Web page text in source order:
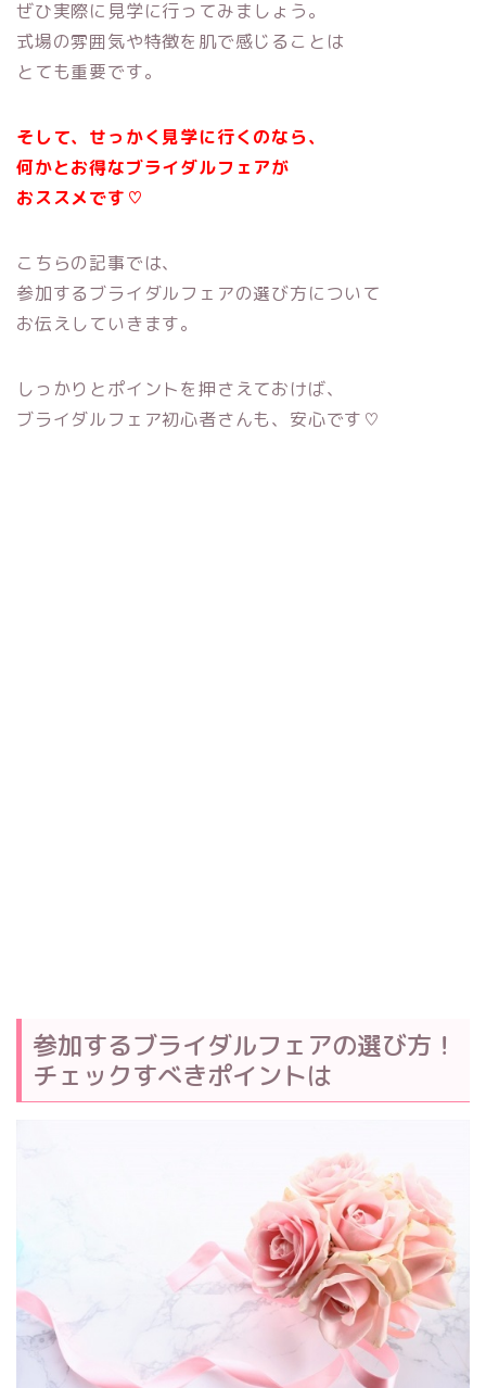
ぜひ実際に見学に行ってみましょう。
式場の雰囲気や特徴を肌で感じることは
とても重要です。
そして、せっかく見学に行くのなら、
何かとお得なブライダルフェアが
おススメです♡
こちらの記事では、
参加するブライダルフェアの選び方について
お伝えしていきます。
しっかりとポイントを押さえておけば、
ブライダルフェア初心者さんも、安心です♡
参加するブライダルフェアの選び方！
チェックすべきポイントは